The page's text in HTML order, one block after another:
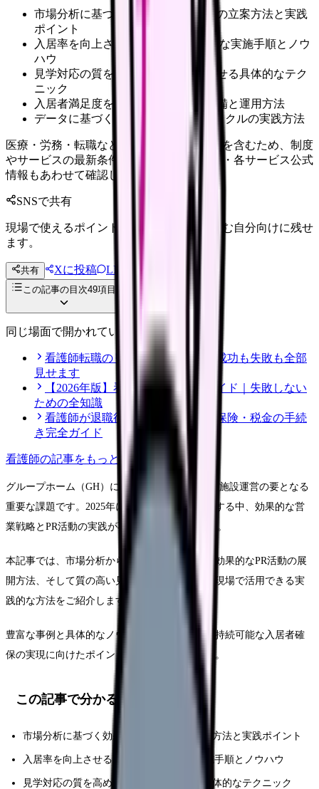
市場分析に基づく効果的な営業戦略の立案方法と実践
ポイント
入居率を向上させるPR活動の具体的な実施手順とノウ
ハウ
見学対応の質を高め成約率を向上させる具体的なテク
ニック
入居者満足度を高める受入体制の整備と運用方法
データに基づく戦略改善とPDCAサイクルの実践方法
医療・労務・転職など判断に影響する内容を含むため、制度
やサービスの最新条件は公的機関・勤務先・各サービス公式
情報もあわせて確認してください。
SNSで共有
現場で使えるポイントを、同僚やあとで読む自分向けに残せ
ます。
共有 Xに投稿 LINE
投稿文コピー
この記事の目次49項目
同じ場面で開かれている記事
看護師転職のリアル体験談12選｜成功も失敗も全部
見せます
【2026年版】看護師転職の完全ガイド｜失敗しない
ための全知識
看護師が退職後にやるべき年金・保険・税金の手続
き完全ガイド
看護師の記事をもっと見る
グループホーム（GH）における入居者確保は、施設運営の要となる
重要な課題です。2025年に向けて高齢化が進展する中、効果的な営
業戦略とPR活動の実践が不可欠となっています。
本記事では、市場分析から具体的な営業手法、効果的なPR活動の展
開方法、そして質の高い見学対応の実現まで、現場で活用できる実
践的な方法をご紹介します。
豊富な事例と具体的なノウハウを交えながら、持続可能な入居者確
保の実現に向けたポイントを解説していきます。
この記事で分かること
市場分析に基づく効果的な営業戦略の立案方法と実践ポイント
入居率を向上させるPR活動の具体的な実施手順とノウハウ
見学対応の質を高め成約率を向上させる具体的なテクニック